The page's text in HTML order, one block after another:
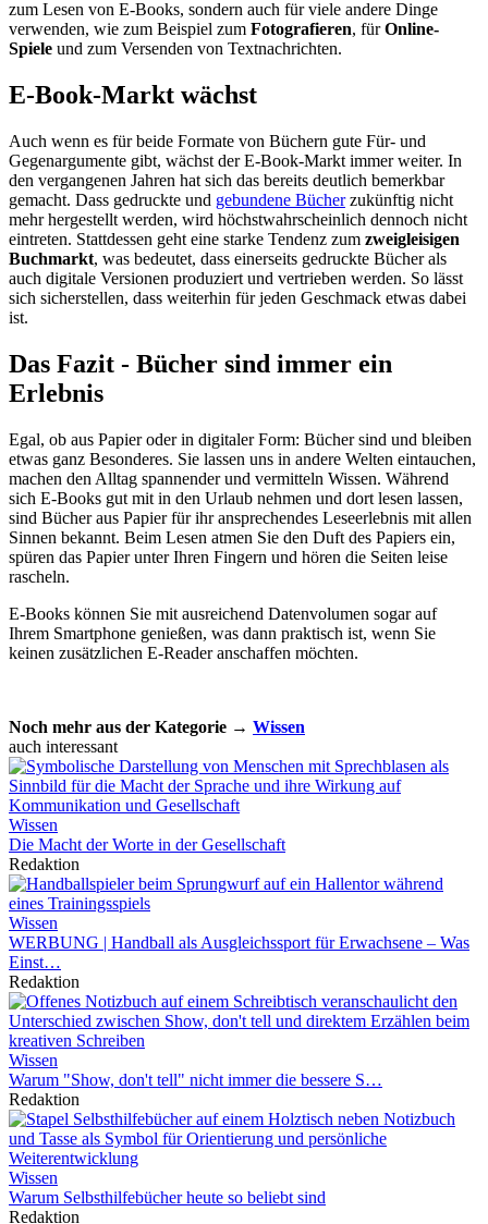
zum Lesen von E-Books, sondern auch für viele andere Dinge
verwenden, wie zum Beispiel zum Fotografieren, fürOnline-
Spiele und zum Versenden von Textnachrichten.
E-Book-Markt wächst
Auch wenn es für beide Formate von Büchern gute Für- und
Gegenargumente gibt, wächst der E-Book-Markt immer weiter. In
den vergangenen Jahren hat sich das bereits deutlich bemerkbar
gemacht. Dass gedruckte und gebundene Bücherzukünftig nicht
mehr hergestellt werden, wird höchstwahrscheinlich dennoch nicht
eintreten. Stattdessen geht eine starke Tendenz zum zweigleisigen
Buchmarkt, was bedeutet, dass einerseits gedruckte Bücher als
auch digitale Versionen produziert und vertrieben werden. So lässt
sich sicherstellen, dass weiterhin für jeden Geschmack etwas dabei
ist.
Das Fazit - Bücher sind immer ein
Erlebnis
Egal, ob aus Papier oder in digitaler Form: Bücher sind und bleiben
etwas ganz Besonderes. Sie lassen uns in andere Welten eintauchen,
machen den Alltag spannender und vermitteln Wissen. Während
sich E-Books gut mit in den Urlaub nehmen und dort lesen lassen,
sind Bücher aus Papier für ihr ansprechendes Leseerlebnis mit allen
Sinnen bekannt. Beim Lesen atmen Sie den Duft des Papiers ein,
spüren das Papier unter Ihren Fingern und hören die Seiten leise
rascheln.
E-Books können Sie mit ausreichend Datenvolumen sogar auf
Ihrem Smartphone genießen, was dann praktisch ist, wenn Sie
keinen zusätzlichen E-Reader anschaffen möchten.
Noch mehr aus der Kategorie → Wissen
auch interessant
Wissen
Die Macht der Worte in der Gesellschaft
Redaktion
Wissen
WERBUNG | Handball als Ausgleichssport für Erwachsene – Was
Einst…
Redaktion
Wissen
Warum "Show, don't tell" nicht immer die bessere S…
Redaktion
Wissen
Warum Selbsthilfebücher heute so beliebt sind
Redaktion